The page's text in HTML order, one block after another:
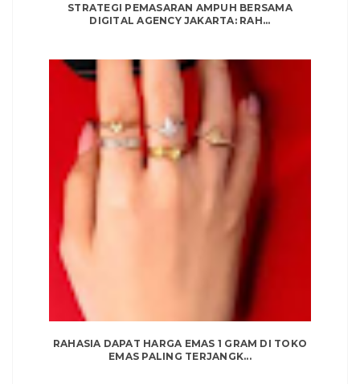
STRATEGI PEMASARAN AMPUH BERSAMA
DIGITAL AGENCY JAKARTA: RAH...
RAHASIA DAPAT HARGA EMAS 1 GRAM DI TOKO
EMAS PALING TERJANGK...